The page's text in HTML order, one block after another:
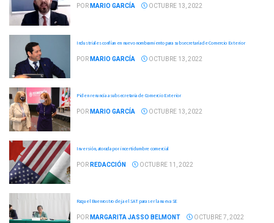
POR MARIO GARCÍA OCTUBRE 13, 2022
Industriales confían en nuevo nombramiento para subsecretaría de Comercio Exterior
POR MARIO GARCÍA OCTUBRE 13, 2022
Piden renuncia a subsecretaria de Comercio Exterior
POR MARIO GARCÍA OCTUBRE 13, 2022
Inversión, atorada por incertidumbre comercial
POR REDACCIÓN OCTUBRE 11, 2022
Raquel Buenrostro deja el SAT para ser la nueva SE
POR MARGARITA JASSO BELMONT OCTUBRE 7, 2022